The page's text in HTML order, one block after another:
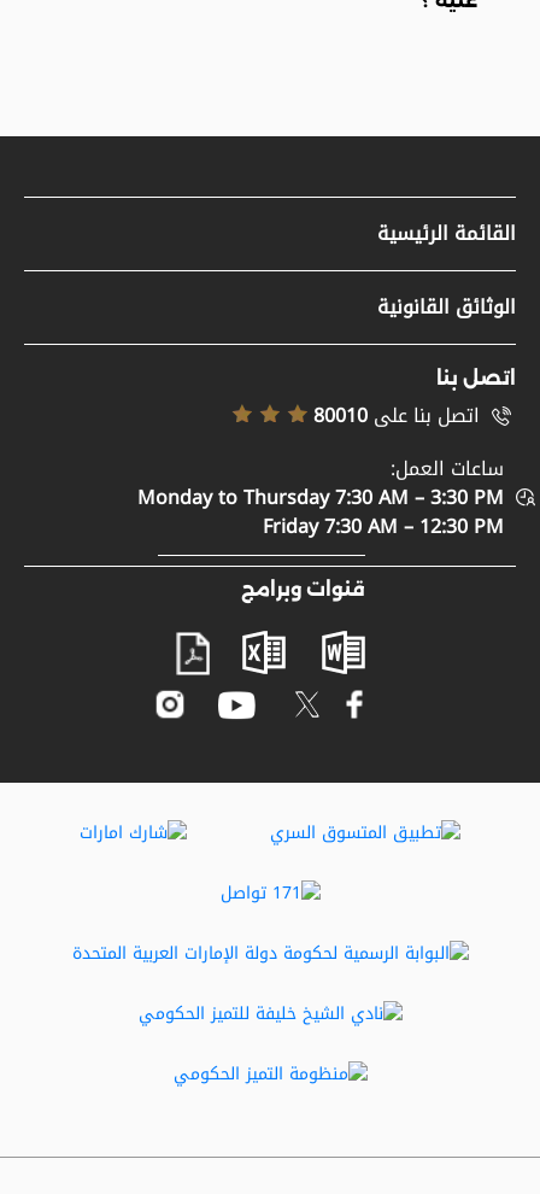
القائمة الرئيسية
مواد صحفية
وظائف
تسجيل الموردين
خريطة الموقع
الدعم والمساعدة
اتصل بنا
المشاركة الرقمية
الوثائق القانونية
سياسة حقوق النشر
إخلاء المسؤولية
سياسة إمكانية الوصول
سياسة الخصوصية
الأحكام والشروط
اتصل بنا
اتصل بنا على80010
ساعات العمل:
Monday to Thursday 7:30 AM – 3:30 PM
Friday 7:30 AM – 12:30 PM
قنوات وبرامج